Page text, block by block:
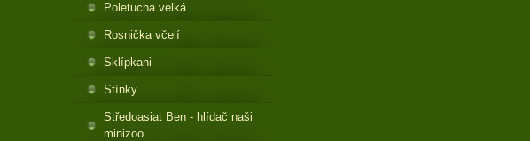
Poletucha velká
Rosnička včelí
Sklípkani
Stínky
Středoasiat Ben - hlídač naši
minizoo